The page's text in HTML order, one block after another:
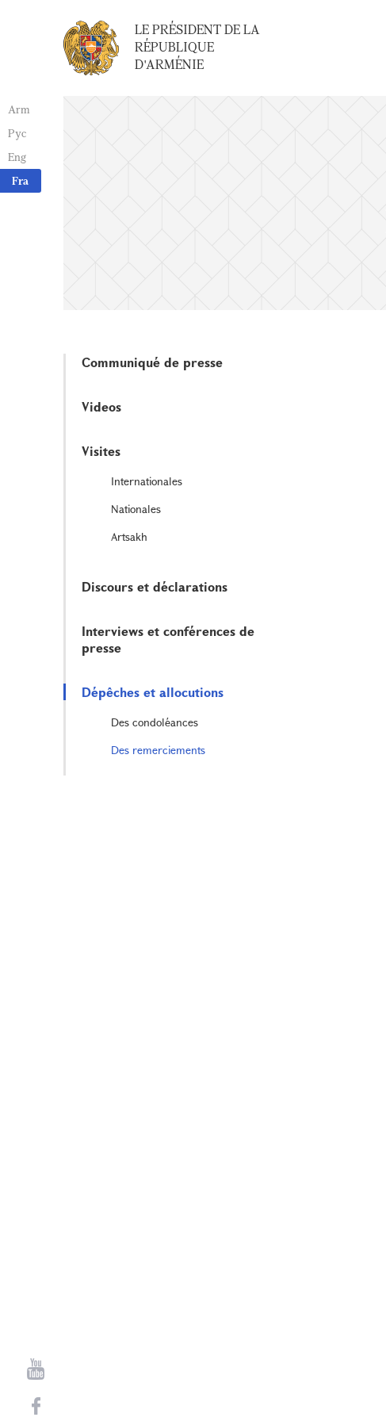
Arm
Рус
Eng
Fra
LE PRÉSIDENT DE LA
RÉPUBLIQUE
D'ARMÉNIE
Communiqué de presse
Videos
Visites
Internationales
Nationales
Artsakh
Discours et déclarations
Interviews et conférences de
presse
Dépêches et allocutions
Des condoléances
Des remerciements